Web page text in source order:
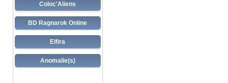
Coloc'Aliens
BD Ragnarok Online
Elfira
Anomalie(s)